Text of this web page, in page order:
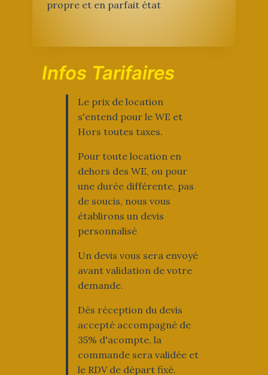
propre et en parfait état
Infos Tarifaires
Le prix de location
s'entend pour le WE et
Hors toutes taxes.
Pour toute location en
dehors des WE, ou pour
une durée différente, pas
de soucis, nous vous
établirons un devis
personnalisé
Un devis vous sera envoyé
avant validation de votre
demande.
Dès réception du devis
accepté accompagné de
35% d'acompte, la
commande sera validée et
le RDV de départ fixé.